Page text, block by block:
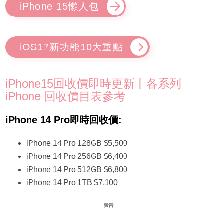
iPhone 15懶人包
iOS17新功能10大重點
iPhone15回收價即時更新丨各系列
iPhone 回收價目表參考
iPhone 14 Pro即時回收價:
iPhone 14 Pro 128GB $5,500
iPhone 14 Pro 256GB $6,400
iPhone 14 Pro 512GB $6,800
iPhone 14 Pro 1TB $7,100
廣告